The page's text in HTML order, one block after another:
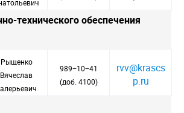
технического обеспечения
Рыщенко
Вячеслав
989−10−41
(доб. 4100)
rvv@krascs
p.ru